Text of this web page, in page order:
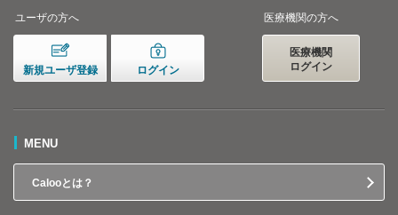
ユーザの方へ
新規ユーザ登録 ログイン
医療機関の方へ
医療機関
ログイン
MENU
Calooとは？